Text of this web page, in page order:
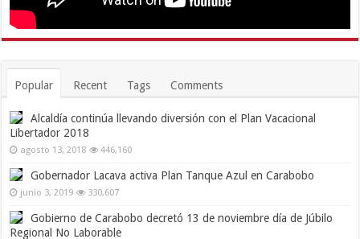
Popular Recent Tags Comments
Alcaldía continúa llevando diversión con el Plan Vacacional
Libertador 2018
agosto 13, 2018 446,160
Gobernador Lacava activa Plan Tanque Azul en Carabobo
junio 3, 2019 330,607
Gobierno de Carabobo decretó 13 de noviembre día de Júbilo
Regional No Laborable